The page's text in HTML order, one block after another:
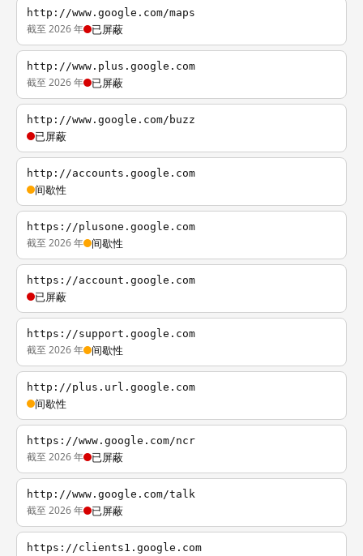
http://www.google.com/maps
截至 2026 年 已屏蔽
http://www.plus.google.com
截至 2026 年 已屏蔽
http://www.google.com/buzz
已屏蔽
http://accounts.google.com
间歇性
https://plusone.google.com
截至 2026 年 间歇性
https://account.google.com
已屏蔽
https://support.google.com
截至 2026 年 间歇性
http://plus.url.google.com
间歇性
https://www.google.com/ncr
截至 2026 年 已屏蔽
http://www.google.com/talk
截至 2026 年 已屏蔽
https://clients1.google.com